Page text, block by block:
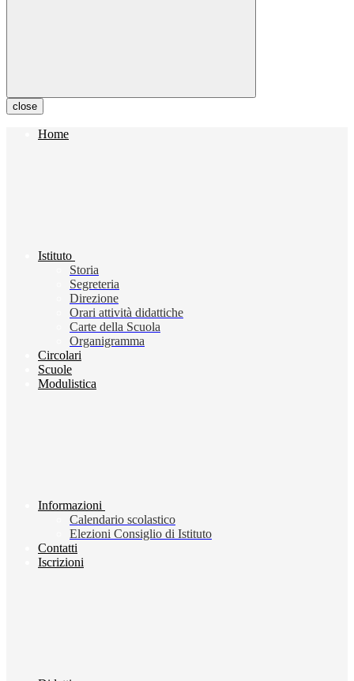
close
Home
Istituto
Storia
Segreteria
Direzione
Orari attività didattiche
Carte della Scuola
Organigramma
Circolari
Scuole
Modulistica
Informazioni
Calendario scolastico
Elezioni Consiglio di Istituto
Contatti
Iscrizioni